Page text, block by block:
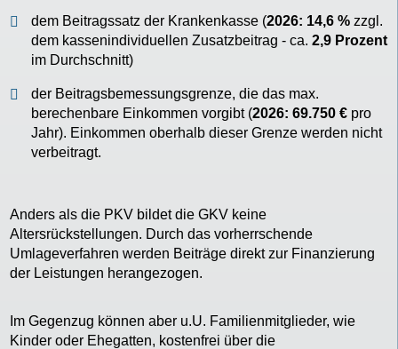
dem Beitragssatz der Krankenkasse (2026: 14,6 % zzgl.
dem kassenindividuellen Zusatzbeitrag - ca.2,9 Prozent
im Durchschnitt)
der Beitragsbemessungsgrenze, die das max.
berechenbare Einkommen vorgibt (2026: 69.750 € pro
Jahr). Einkommen oberhalb dieser Grenze werden nicht
verbeitragt.
Anders als die PKV bildet die GKV keine
Altersrückstellungen. Durch das vorherrschende
Umlageverfahren werden Beiträge direkt zur Finanzierung
der Leistungen herangezogen.
Im Gegenzug können aber u.U. Familienmitglieder, wie
Kinder oder Ehegatten, kostenfrei über die